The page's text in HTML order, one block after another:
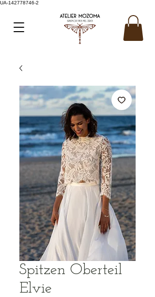
UA-142778746-2
Spitzen Oberteil
Elvie